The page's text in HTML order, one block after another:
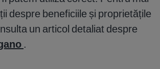
despre beneficiile și proprietățile
un articol detaliat despre
.